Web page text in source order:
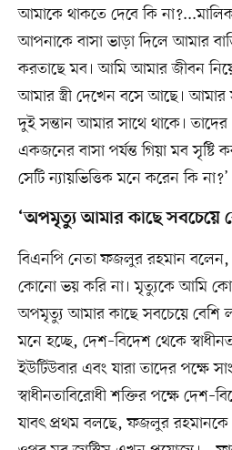
আমাকে থাকতে দেবে কি
আপনাকে বাসা ভাড়া দিলে আমার
করতাছে মব। আমি আমার জীবন নিয়ে
আমার স্ত্রী দেখেন বসে আছে। আমার
দুই সন্তান আমার সাথে থাকে।
একজনের বাসা পর্যন্ত গিয়া মব সৃষ্টি
সেটি ন্যায়ভিত্তিক মনে করেন কি না?’
‘অপমৃত্যু আমার কাছে সবচেয়ে
বিএনপি নেতা ফজলুর রহমান
কোনো ভয় করি না। মৃত্যুকে আমি
অপমৃত্যু আমার কাছে সবচেয়ে বেশি
মনে হচ্ছে, দেশ–বিদেশ থেকে
ইউটিউবার এবং যারা তাদের পক্ষে
স্বাধীনতাবিরোধী শক্তির পক্ষে
যাবৎ প্রথম বলছে, ফজলুর রহমানকে